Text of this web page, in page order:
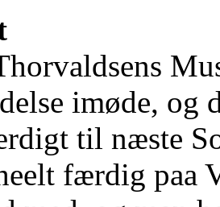
imøde, og
til næste
færdig paa